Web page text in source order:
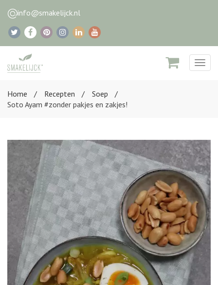
info@smakelijck.nl
Home
Recepten
Soep
Soto Ayam #zonder pakjes en zakjes!